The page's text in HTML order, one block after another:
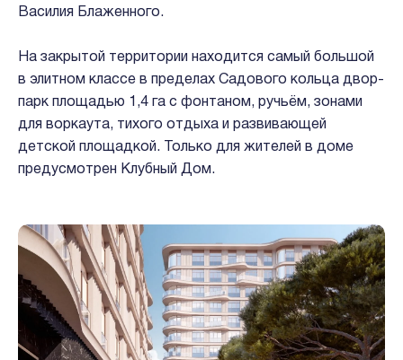
Василия Блаженного.
На закрытой территории находится самый большой
в элитном классе в пределах Садового кольца двор-
парк площадью 1,4 га с фонтаном, ручьём, зонами
для воркаута, тихого отдыха и развивающей
детской площадкой. Только для жителей в доме
предусмотрен Клубный Дом.